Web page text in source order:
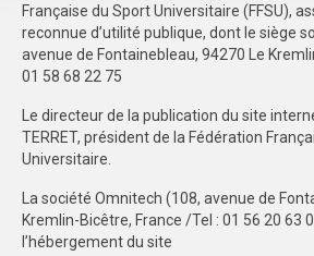
La ligue de Bretagne
ADMINISTRATIF
DOSSIER DE RENTREE
AFFILIATIONS/LICENCES
REUNIONS
ARBITRAGE
Française du Sport Universitaire (FFSU),
reconnue d’utilité publique, dont le siège
avenue de Fontainebleau, 94270 Le
01 58 68 22 75
Le directeur de la publication du site
TERRET, président de la Fédération
Universitaire.
La société Omnitech (108, avenue de
Kremlin-Bicêtre, France /Tel : 01 56 20 63
l’hébergement du site